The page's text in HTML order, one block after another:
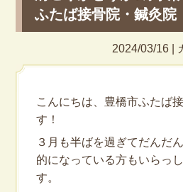
ふたば接骨院・鍼灸院
2024/03/16 |
こんにちは、豊橋市ふたば
す！
３月も半ばを過ぎてだんだ
的になっている方もいらっ
す。